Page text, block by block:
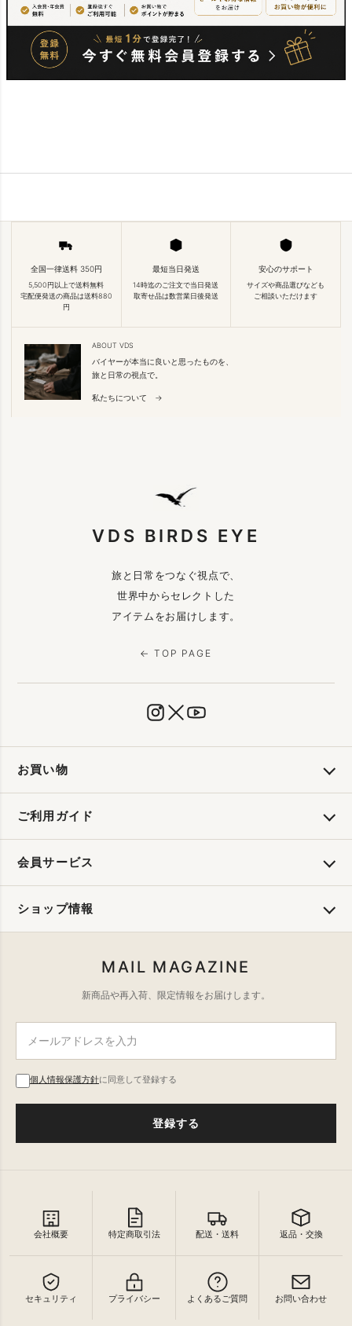
全国一律送料 350円
5,500円以上で送料無料
宅配便発送の商品は送料880
円
最短当日発送
14時迄のご注文で当日発送
取寄せ品は数営業日後発送
安心のサポート
サイズや商品選びなども
ご相談いただけます
ABOUT VDS
バイヤーが本当に良いと思ったものを、
旅と日常の視点で。
私たちについて →
VDS BIRDS EYE
旅と日常をつなぐ視点で、
世界中からセレクトした
アイテムをお届けします。
← TOP PAGE
お買い物
ご利用ガイド
会員サービス
ショップ情報
MAIL MAGAZINE
新商品や再入荷、限定情報をお届けします。
個人情報保護方針に同意して登録する
登録する
会社概要 特定商取引法 配送・送料 返品・交換
セキュリティ プライバシー よくあるご質問 お問い合わせ